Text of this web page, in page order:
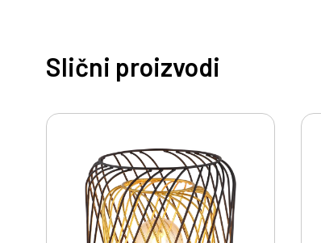
Slični proizvodi